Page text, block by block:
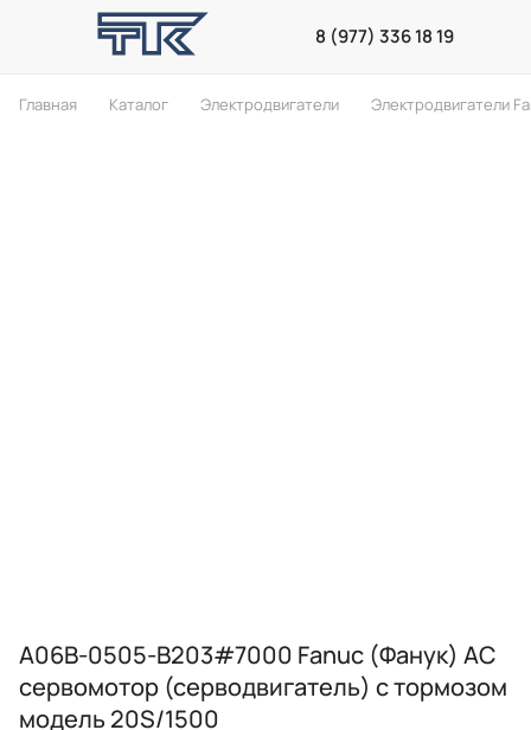
8 (977) 336 18 19
Главная Каталог Электродвигатели Электродвигатели
A06B-0505-B203#7000 Fanuc (Фанук) AC
сервомотор (серводвигатель) с тормозом
модель 20S/1500